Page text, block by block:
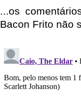
...os
Bacon Frito não